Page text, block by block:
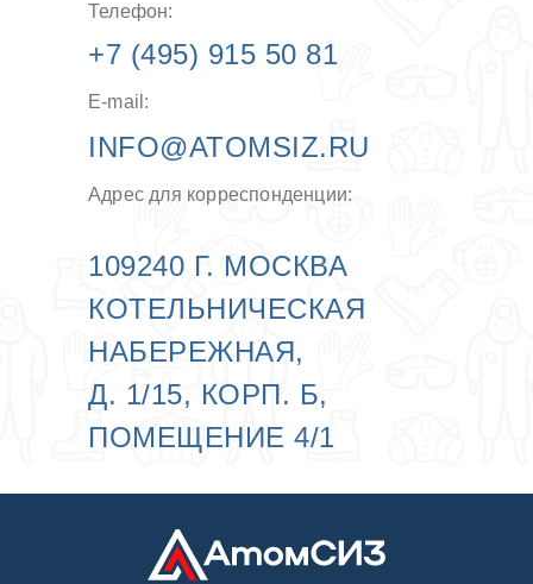
+7 (495) 915 50 81
КОТЕЛЬНИЧЕСКАЯ
НАБЕРЕЖНАЯ,
Д. 1/15, КОРП. Б,
ПОМЕЩЕНИЕ 4/1
109240 Г. МОСКВА
Телефон:
Адрес для корреспонденции:
INFO@ATOMSIZ.RU
E-mail: